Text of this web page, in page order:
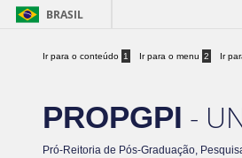
BRASIL
Ir para o conteúdo 1 Ir para o menu 2 Ir
PROPGPI -
Pró-Reitoria de Pós-Graduação,